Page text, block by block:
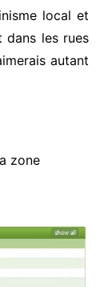
local et
dans les rues
autant
zone